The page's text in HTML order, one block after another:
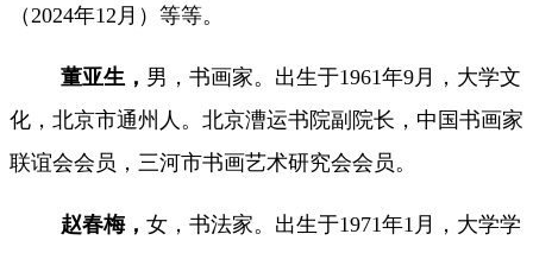
（2024年12月）等等。
董亚生， 男，书画家。出生于1961年9月，大学文
化，北京市通州人。北京漕运书院副院长，中国书画家
联谊会会员，三河市书画艺术研究会会员。
赵春梅， 女，书法家。出生于1971年1月，大学学